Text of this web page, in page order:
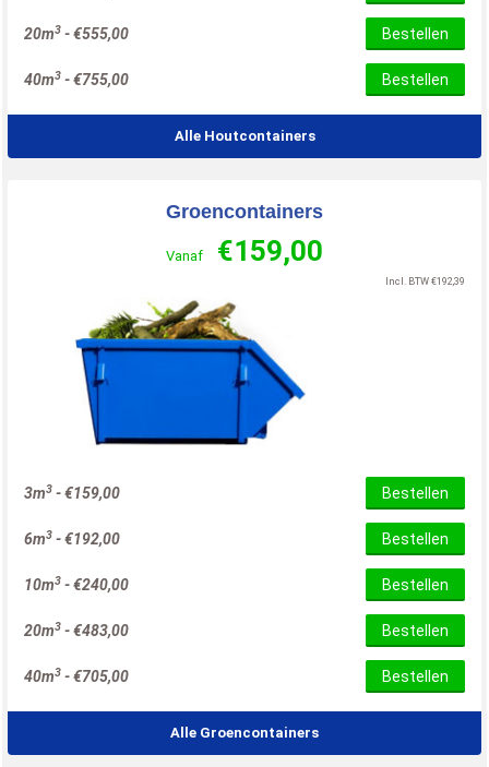
20m3 -€555,00 Bestellen
40m3 -€755,00 Bestellen
Alle Houtcontainers
Groencontainers
Vanaf €159,00
Incl. BTW €192,39
3m3 -€159,00 Bestellen
6m3 -€192,00 Bestellen
10m3 -€240,00 Bestellen
20m3 -€483,00 Bestellen
40m3 -€705,00 Bestellen
Alle Groencontainers